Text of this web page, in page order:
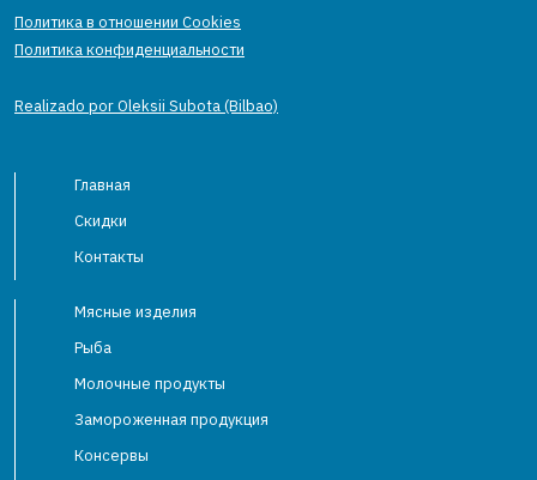
Политика в отношении Cookies
Политика конфиденциальности
Realizado por Oleksii Subota (Bilbao)
Главная
Скидки
Контакты
Мясные изделия
Рыба
Молочные продукты
Замороженная продукция
Консервы